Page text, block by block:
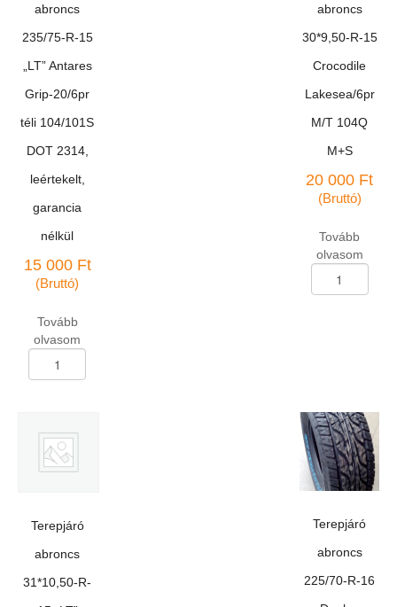
abroncs
235/75-R-15
„LT” Antares
Grip-20/6pr
téli 104/101S
DOT 2314,
leértekelt,
garancia
nélkül
15 000 Ft
(Bruttó)
Tovább
olvasom
abroncs
Antares
104/101S
DOT
leértekelt,
garancia
abroncs
30*9,50-R-15
Crocodile
Lakesea/6pr
M/T 104Q
M+S
20 000 Ft
(Bruttó)
Tovább
olvasom
abroncs
104Q
M+S
mennyiség
Terepjáró
abroncs
31*10,50-R-
Terepjáró
abroncs
225/70-R-16